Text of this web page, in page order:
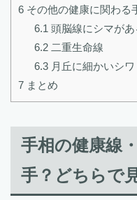
6 その他の健康に関わる
6.1 頭脳線にシマがあ
6.2二重生命線
6.3月丘に細かいシワ
7 まとめ
手相の健康線
手？どちらで